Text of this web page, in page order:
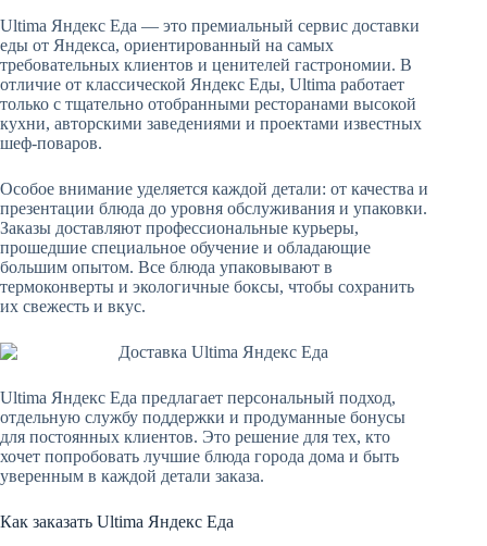
Ultima Яндекс Еда — это премиальный сервис доставки
еды от Яндекса, ориентированный на самых
требовательных клиентов и ценителей гастрономии. В
отличие от классической Яндекс Еды, Ultima работает
только с тщательно отобранными ресторанами высокой
кухни, авторскими заведениями и проектами известных
шеф-поваров.
Особое внимание уделяется каждой детали: от качества и
презентации блюда до уровня обслуживания и упаковки.
Заказы доставляют профессиональные курьеры,
прошедшие специальное обучение и обладающие
большим опытом. Все блюда упаковывают в
термоконверты и экологичные боксы, чтобы сохранить
их свежесть и вкус.
Ultima Яндекс Еда предлагает персональный подход,
отдельную службу поддержки и продуманные бонусы
для постоянных клиентов. Это решение для тех, кто
хочет попробовать лучшие блюда города дома и быть
уверенным в каждой детали заказа.
Как заказать Ultima Яндекс Еда